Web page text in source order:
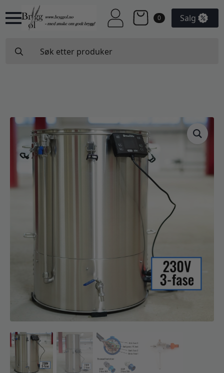
0 Salg
for: